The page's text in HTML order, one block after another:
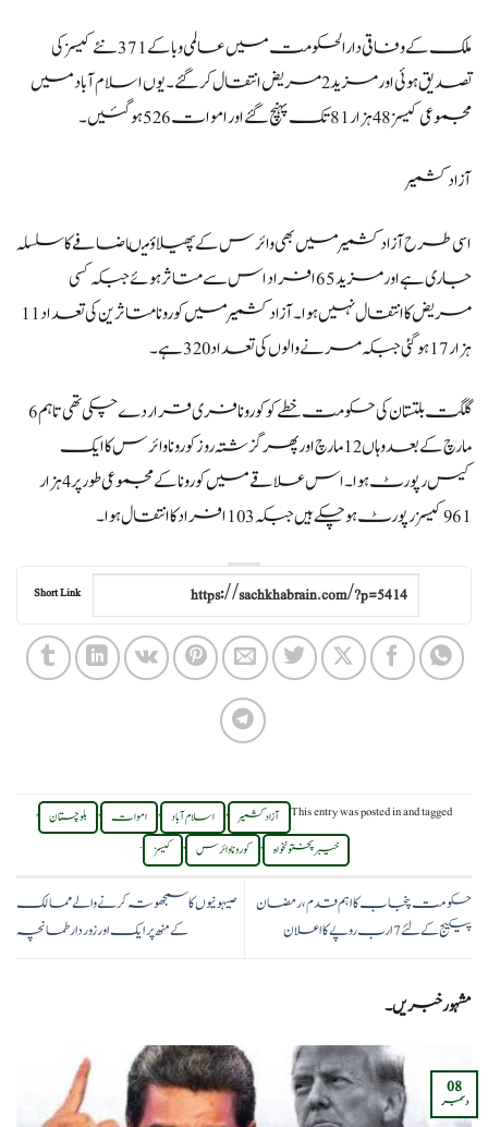
ملک کے وفاقی دارالحکومت میں عالمی وبا کے 371 نئے کیسز کی
تصدیق ہوئی اور مزید 2 مریض انتقال کر گئے۔یوں اسلام آباد میں
مجموعی کیسز 48 ہزار 81 تک پہنچ گئے اور اموات 526 ہوگئیں۔
آزاد کشمیر
اسی طرح آزاد کشمیر میں بھی وائرس کے پھیلاؤ میںاضافے کا سلسلہ
جاری ہے اور مزید 65 افراد اس سے متاثر ہوئے جبکہ کسی
مریض کا انتقال نہیں ہوا۔آزاد کشمیر میں کورونا متاثرین کی تعداد 11
ہزار 17 ہوگئی جبکہ مرنے والوں کی تعداد 320 ہے۔
گلگت بلتستان کی حکومت خطے کو کورونا فری قرار دے چکی تھی تاہم 6
مارچ کے بعد وہاں 12 مارچ اور پھر گزشتہ روز کورونا وائرس کا ایک
کیس رپورٹ ہوا۔اس علاقے میں کورونا کے مجموعی طور پر 4 ہزار
961 کیسز رپورٹ ہوچکے ہیں جبکہ 103 افراد کا انتقال ہوا۔
Short Link
This entry was posted inand tagged آزاد کشمیر , اسلام آباد , اموات , بلوچستان ,
خیبر پختونخواہ , کورونا وائرس , کیسز .
حکومت پنجاب کا اہم قدم، رمضان
پیکیج کے لئے 7 ارب روپے کا اعلان
صیہونیوں کا سمجھوتہ کرنے والے ممالک
کے منھ پر ایک اور زور دار طمانچہ
مشہور خبریں۔
08
دسمبر